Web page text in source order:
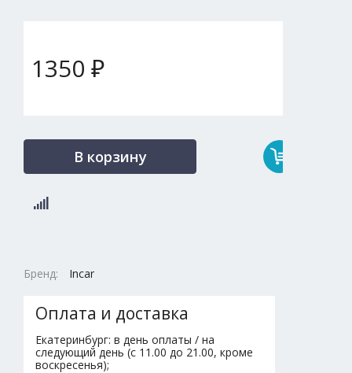
1350 ₽
В корзину
Бренд: Incar
Оплата и доставка
Екатеринбург: в день оплаты / на
следующий день (с 11.00 до 21.00, кроме
воскресенья);